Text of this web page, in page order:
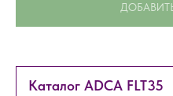
Каталог ADCA FLT35